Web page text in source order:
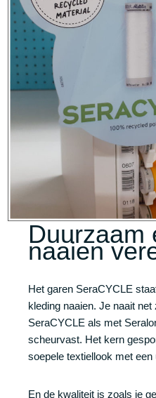
Duurzaam
naaien
Het garen SeraCYCLE
kleding naaien. Je naait
SeraCYCLE als met
scheurvast. Het kern
soepele textiellook met
En de kwaliteit is zoals je